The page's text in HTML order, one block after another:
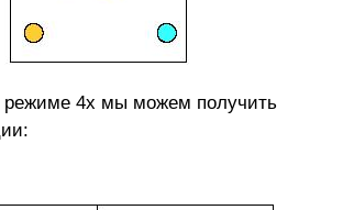
режиме 4х мы можем получить